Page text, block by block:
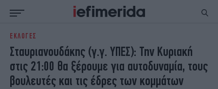
ΕΙΔΗΣΕΙΣ
NON PAPER
ΕΛΛΑΔΑ
ΟΙΚΟΝΟΜΙΑ
ΚΟΣΜΟΣ
ΠΟΛΙΤΙΣΜΟΣ
ΠΑΝΕΛΛΗΝΙΕΣ
ΕΚΛΟΓΕΣ
Σταυριανουδάκης (γ.γ. ΥΠΕΣ): Την Κυριακή
στις 21:00 θα ξέρουμε για αυτοδυναμία, τους
βουλευτές και τις έδρες των κομμάτων